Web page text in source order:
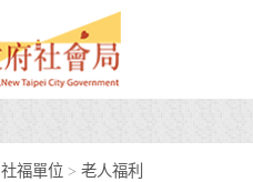
社福單位 > 老人福利